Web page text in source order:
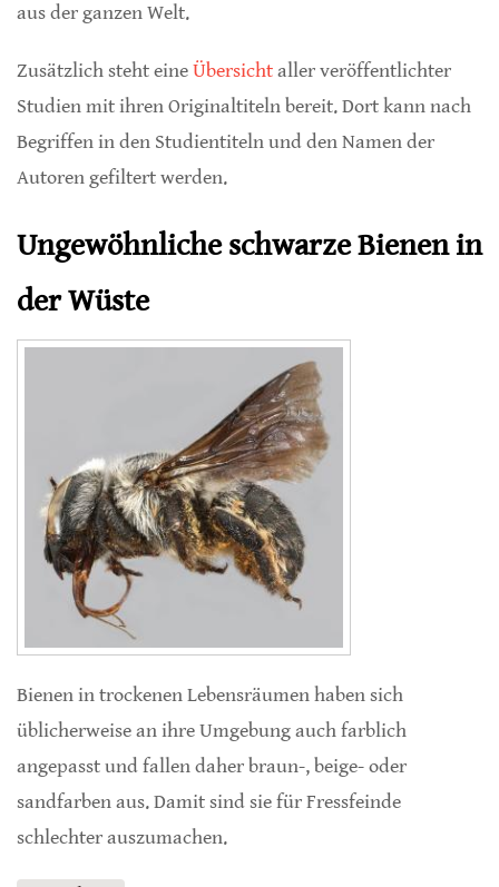
aus der ganzen Welt.
Zusätzlich steht eineÜbersichtaller veröffentlichter
Studien mit ihren Originaltiteln bereit. Dort kann nach
Begriffen in den Studientiteln und den Namen der
Autoren gefiltert werden.
Ungewöhnliche schwarze Bienen in
der Wüste
Bienen in trockenen Lebensräumen haben sich
üblicherweise an ihre Umgebung auch farblich
angepasst und fallen daher braun-, beige- oder
sandfarben aus. Damit sind sie für Fressfeinde
schlechter auszumachen.